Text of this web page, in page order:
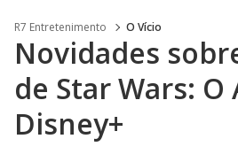
R7 Entretenimento O Vício
Novidades
de Star Wars:
Disney+